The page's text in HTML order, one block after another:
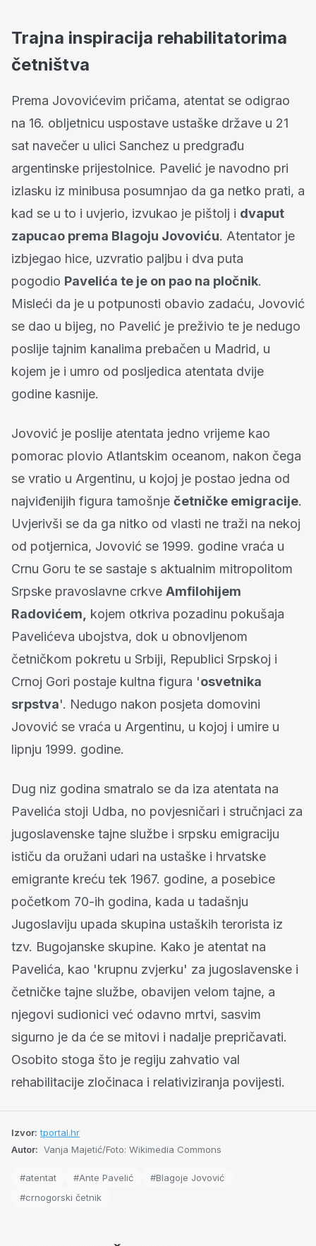
Trajna inspiracija rehabilitatorima
četništva
Prema Jovovićevim pričama, atentat se odigrao
na 16. obljetnicu uspostave ustaške države u 21
sat navečer u ulici Sanchez u predgrađu
argentinske prijestolnice. Pavelić je navodno pri
izlasku iz minibusa posumnjao da ga netko prati, a
kad se u to i uvjerio, izvukao je pištolj i dvaput
zapucao prema Blagoju Jovoviću. Atentator je
izbjegao hice, uzvratio paljbu i dva puta
pogodio Pavelića te je on pao na pločnik.
Misleći da je u potpunosti obavio zadaću, Jovović
se dao u bijeg, no Pavelić je preživio te je nedugo
poslije tajnim kanalima prebačen u Madrid, u
kojem je i umro od posljedica atentata dvije
godine kasnije.
Jovović je poslije atentata jedno vrijeme kao
pomorac plovio Atlantskim oceanom, nakon čega
se vratio u Argentinu, u kojoj je postao jedna od
najviđenijih figura tamošnje četničke emigracije.
Uvjerivši se da ga nitko od vlasti ne traži na nekoj
od potjernica, Jovović se 1999. godine vraća u
Crnu Goru te se sastaje s aktualnim mitropolitom
Srpske pravoslavne crkve Amfilohijem
Radovićem,
kojem otkriva pozadinu pokušaja
Pavelićeva ubojstva, dok u obnovljenom
četničkom pokretu u Srbiji, Republici Srpskoj i
Crnoj Gori postaje kultna figura 'osvetnika
srpstva'. Nedugo nakon posjeta domovini
Jovović se vraća u Argentinu, u kojoj i umire u
lipnju 1999. godine.
Dug niz godina smatralo se da iza atentata na
Pavelića stoji Udba, no povjesničari i stručnjaci za
jugoslavenske tajne službe i srpsku emigraciju
ističu da oružani udari na ustaške i hrvatske
emigrante kreću tek 1967. godine, a posebice
početkom 70-ih godina, kada u tadašnju
Jugoslaviju upada skupina ustaških terorista iz
tzv. Bugojanske skupine. Kako je atentat na
Pavelića, kao 'krupnu zvjerku' za jugoslavenske i
četničke tajne službe, obavijen velom tajne, a
njegovi sudionici već odavno mrtvi, sasvim
sigurno je da će se mitovi i nadalje prepričavati.
Osobito stoga što je regiju zahvatio val
rehabilitacije zločinaca i relativiziranja povijesti.
Izvor: tportal.hr
Autor: Vanja Majetić/Foto: Wikimedia Commons
#atentat #Ante Pavelić
#Blagoje Jovović
#crnogorski četnik